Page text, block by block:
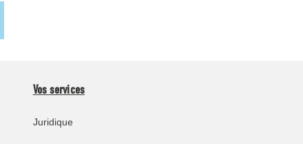
Vos services
Juridique